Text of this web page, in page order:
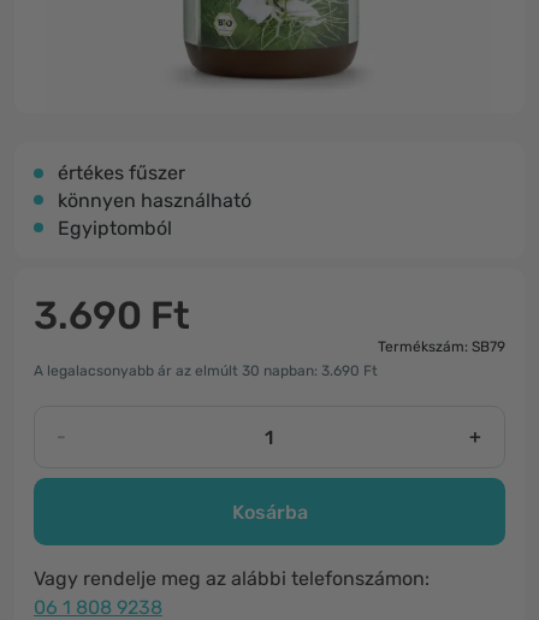
értékes fűszer
könnyen használható
Egyiptomból
3.690 Ft
Termékszám: SB79
A legalacsonyabb ár az elmúlt 30 napban: 3.690 Ft
- +
Kosárba
Vagy rendelje meg az alábbi telefonszámon:
06 1 808 9238